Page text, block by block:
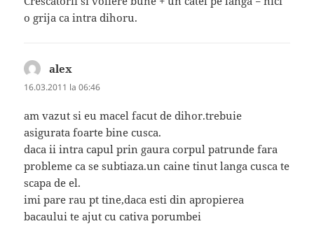
o grija ca intra dihoru.
alex
16.03.2011 la 06:46
am vazut si eu macel facut de dihor.trebuie
asigurata foarte bine cusca.
daca ii intra capul prin gaura corpul patrunde fara
probleme ca se subtiaza.un caine tinut langa cusca te
scapa de el.
imi pare rau pt tine,daca esti din apropierea
bacaului te ajut cu cativa porumbei